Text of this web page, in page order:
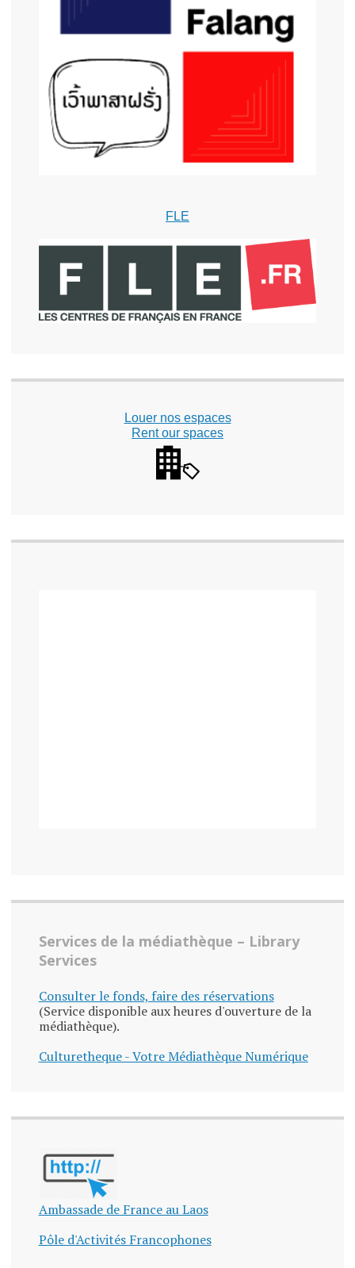
FLE
Louer nos espaces
Rent our spaces
Services de la médiathèque – Library
Services
Consulter le fonds, faire des réservations
(Service disponible aux heures d'ouverture de la
médiathèque).
Culturetheque - Votre Médiathèque Numérique
Ambassade de France au Laos
Pôle d'Activités Francophones